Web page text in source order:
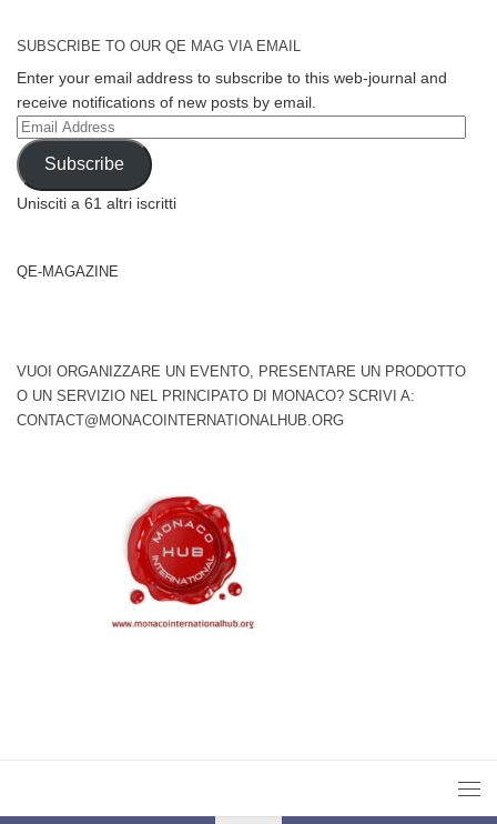
SUBSCRIBE TO OUR QE MAG VIA EMAIL
Enter your email address to subscribe to this web-journal and
receive notifications of new posts by email.
Email
Address
Subscribe
Unisciti a 61 altri iscritti
QE-MAGAZINE
VUOI ORGANIZZARE UN EVENTO, PRESENTARE UN PRODOTTO
O UN SERVIZIO NEL PRINCIPATO DI MONACO? SCRIVI A:
CONTACT@MONACOINTERNATIONALHUB.ORG